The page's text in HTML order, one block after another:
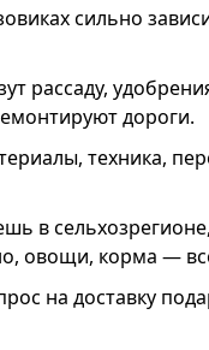
сильно
рассаду,
дороги.
техника,
в
овощи, корма —
на доставку